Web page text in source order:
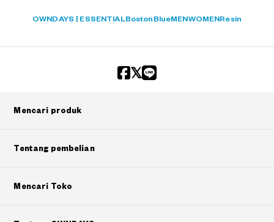
OWNDAYS | ESSENTIALBoston BlueMENWOMENResin
Mencari produk
Tentang pembelian
Mencari Toko